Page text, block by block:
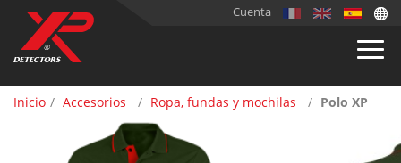
Cuenta
Inicio Accesorios Ropa, fundas y mochilas Polo XP